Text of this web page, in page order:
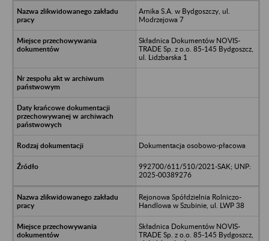
Arnika S.A. w Bydgoszczy, ul.
Modrzejowa 7
Składnica Dokumentów NOVIS-
TRADE Sp. z o.o. 85-145 Bydgoszcz,
ul. Lidzbarska 1
Dokumentacja osobowo-płacowa
992700/611/510/2021-SAK; UNP:
2025-00389276
Rejonowa Spółdzielnia Rolniczo-
Handlowa w Szubinie, ul. LWP 38
Składnica Dokumentów NOVIS-
TRADE Sp. z o.o. 85-145 Bydgoszcz,